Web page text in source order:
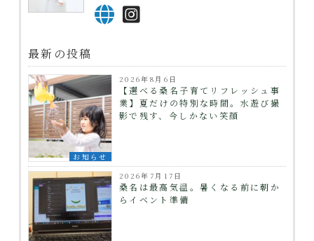
最新の投稿
お知らせ
2026年8月6日
【選べる桑名子育てリフレッシュ事
業】夏だけの特別な時間。水遊び撮
影で残す、今しかない笑顔
2026年7月17日
桑名は最高気温。暑くなる前に朝か
らイベント準備